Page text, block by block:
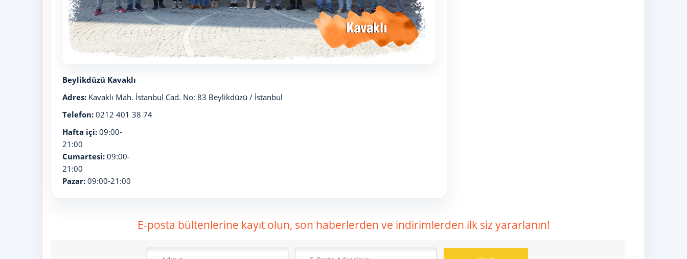
Beylikdüzü Kavaklı
Adres: Kavaklı Mah. İstanbul Cad. No: 83 Beylikdüzü / İstanbul
Telefon: 0212 401 38 74
Hafta içi: 09:00-
21:00
Cumartesi: 09:00-
21:00
Pazar: 09:00-21:00
E-posta bültenlerine kayıt olun, son haberlerden ve indirimlerden ilk siz yararlanın!